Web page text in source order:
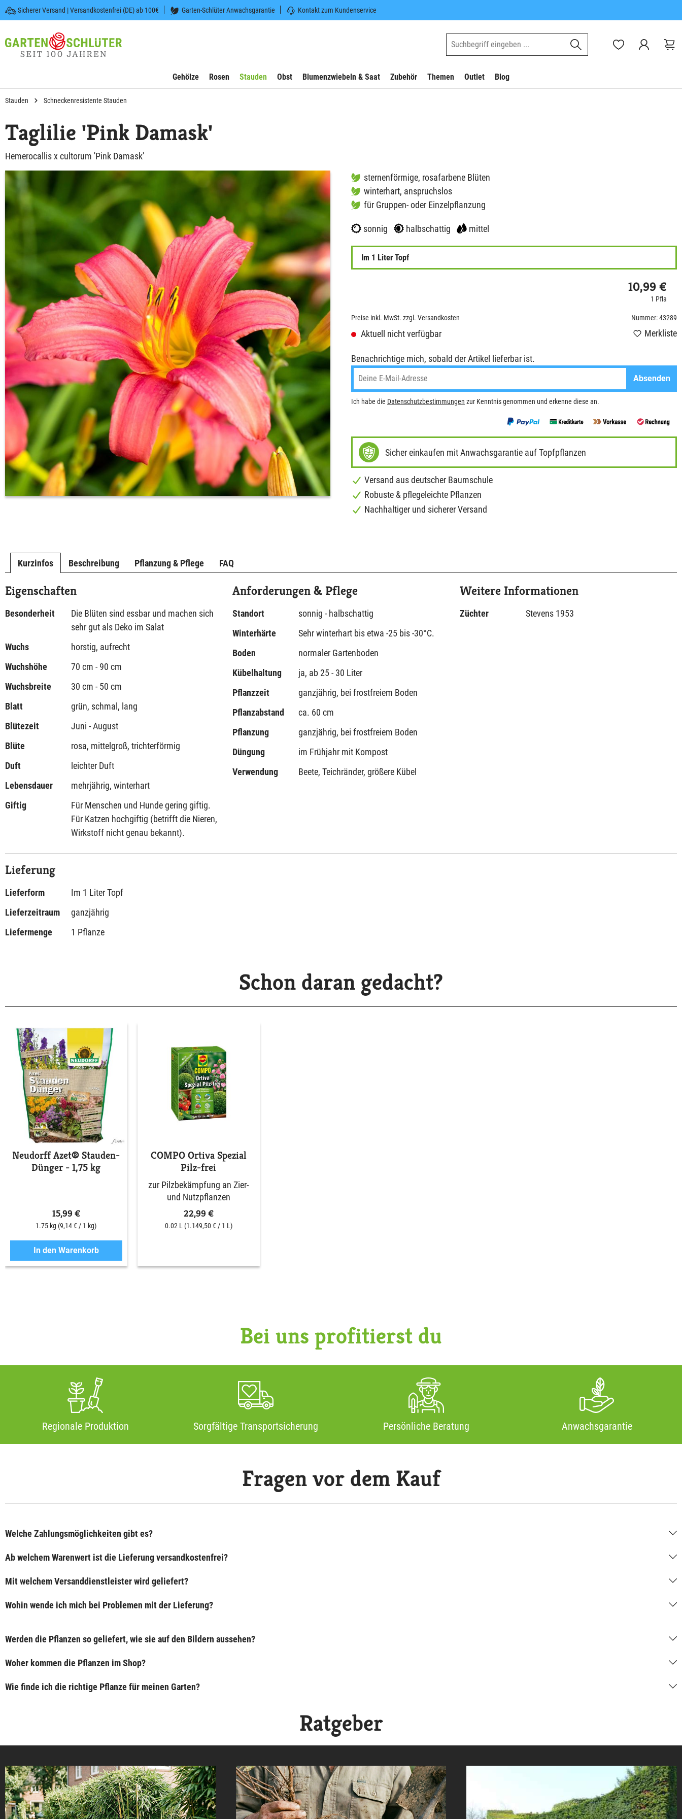
Zur Hauptnavigation springen
Sicherer Versand | Versandkostenfrei (DE) ab 100€ Garten-Schlüter Anwachsgarantie Kontakt zum Kundenservice
Gehölze Rosen Stauden Obst Blumenzwiebeln & Saat Zubehör Themen Outlet Blog
Stauden Schneckenresistente Stauden
Taglilie 'Pink Damask'
Hemerocallis x cultorum 'Pink Damask'
sternenförmige, rosafarbene Blüten
winterhart, anspruchslos
für Gruppen- oder Einzelpflanzung
sonnig halbschattig mittel
Im 1 Liter Topf
10,99 €
1 Pfla
Preise inkl. MwSt. zzgl. Versandkosten Nummer: 43289
Aktuell nicht verfügbar Merkliste
Benachrichtige mich, sobald der Artikel lieferbar ist.
Absenden
Ich habe die Datenschutzbestimmungen zur Kenntnis genommen und erkenne diese an.
Sicher einkaufen mit Anwachsgarantie auf Topfpflanzen
Versand aus deutscher Baumschule
Robuste & pflegeleichte Pflanzen
Nachhaltiger und sicherer Versand
Kurzinfos Beschreibung Pflanzung & Pflege FAQ
Eigenschaften
Besonderheit
Die Blüten sind essbar und machen sich
sehr gut als Deko im Salat
Wuchs
horstig, aufrecht
Wuchshöhe
70 cm - 90 cm
Wuchsbreite
30 cm - 50 cm
Blatt
grün, schmal, lang
Blütezeit
Juni - August
Blüte
rosa, mittelgroß, trichterförmig
Duft
leichter Duft
Lebensdauer
mehrjährig, winterhart
Giftig
Für Menschen und Hunde gering giftig.
Für Katzen hochgiftig (betrifft die Nieren,
Wirkstoff nicht genau bekannt).
Anforderungen & Pflege
Standort
sonnig - halbschattig
Winterhärte
Sehr winterhart bis etwa -25 bis -30°C.
Boden
normaler Gartenboden
Kübelhaltung
ja, ab 25 - 30 Liter
Pflanzzeit
ganzjährig, bei frostfreiem Boden
Pflanzabstand
ca. 60 cm
Pflanzung
ganzjährig, bei frostfreiem Boden
Düngung
im Frühjahr mit Kompost
Verwendung
Beete, Teichränder, größere Kübel
Weitere Informationen
Züchter Stevens 1953
Lieferung
Lieferform
Im 1 Liter Topf
Lieferzeitraum
ganzjährig
Liefermenge
1 Pflanze
Schon daran gedacht?
Neudorff Azet® Stauden-
Dünger - 1,75 kg
15,99 €
1.75 kg (9,14 € / 1 kg)
In den Warenkorb
COMPO Ortiva Spezial
Pilz-frei
zur Pilzbekämpfung an Zier-
und Nutzpflanzen
22,99 €
0.02 L (1.149,50 € / 1 L)
Bei uns profitierst du
Regionale Produktion Sorgfältige Transportsicherung Persönliche Beratung Anwachsgarantie
Fragen vor dem Kauf
Welche Zahlungsmöglichkeiten gibt es?
Ab welchem Warenwert ist die Lieferung versandkostenfrei?
Mit welchem Versanddienstleister wird geliefert?
Wohin wende ich mich bei Problemen mit der Lieferung?
Werden die Pflanzen so geliefert, wie sie auf den Bildern aussehen?
Woher kommen die Pflanzen im Shop?
Wie finde ich die richtige Pflanze für meinen Garten?
Ratgeber